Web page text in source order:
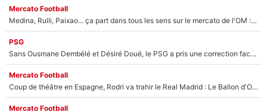
Mercato Football
Medina, Rulli, Paixao... ça part dans tous les sens sur le mercato de l'OM : Frank McCourt va enfin récupérer l'argent qu'il attend ?
PSG
Sans Ousmane Dembélé et Désiré Doué, le PSG a pris une correction face à Majorque : Luis Enrique attend avec impatience des renforts !
Mercato Football
Coup de théâtre en Espagne, Rodri va trahir le Real Madrid : Le Ballon d'Or a choisi de signer au FC Barcelone !
Mercato Football